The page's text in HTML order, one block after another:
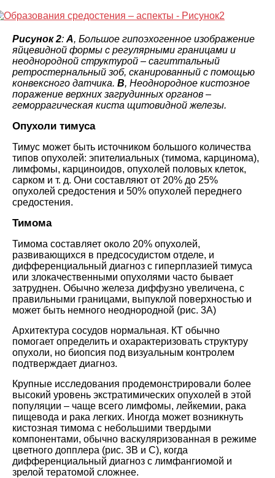
Рисунок 2: A, Большое гипоэхогенное изображение
яйцевидной формы с регулярными границами и
неоднородной структурой – сагиттальный
ретростернальный зоб, сканированный с помощью
конвексного датчика. B, Неоднородное кистозное
поражение верхних загрудинных органов –
геморрагическая киста щитовидной железы.
Опухоли тимуса
Тимус может быть источником большого количества
типов опухолей: эпителиальных (тимома, карцинома),
лимфомы, карциноидов, опухолей половых клеток,
сарком и т. д. Они составляют от 20% до 25%
опухолей средостения и 50% опухолей переднего
средостения.
Тимома
Тимома составляет около 20% опухолей,
развивающихся в предсосудистом отделе, и
дифференциальный диагноз с гиперплазией тимуса
или злокачественными опухолями часто бывает
затруднен. Обычно железа диффузно увеличена, с
правильными границами, выпуклой поверхностью и
может быть немного неоднородной (рис. 3A)
Архитектура сосудов нормальная. КТ обычно
помогает определить и охарактеризовать структуру
опухоли, но биопсия под визуальным контролем
подтверждает диагноз.
Крупные исследования продемонстрировали более
высокий уровень экстратимических опухолей в этой
популяции – чаще всего лимфомы, лейкемии, рака
пищевода и рака легких. Иногда может возникнуть
кистозная тимома с небольшими твердыми
компонентами, обычно васкуляризованная в режиме
цветного допплера (рис. 3B и C), когда
дифференциальный диагноз с лимфангиомой и
зрелой тератомой сложнее.